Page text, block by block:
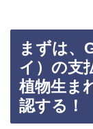
まずは、
イ）の支
植物生ま
認する！